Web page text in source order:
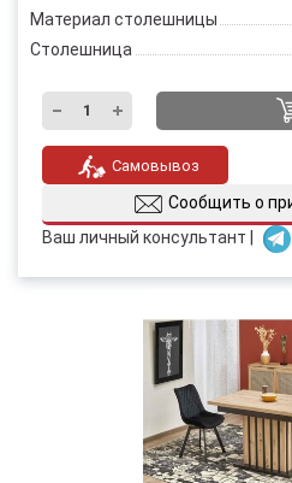
Материал столешницы
Столешница
Самовывоз
Сообщить о
Ваш личный консультант |